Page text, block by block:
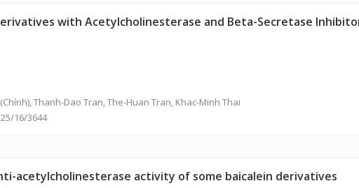
with Acetylcholinesterase and Beta-Secretase
Thanh-Dao Tran,The-Huan Tran, Khac-Minh Thai
16/3644
acetylcholinesterase activity of some baicalein derivatives